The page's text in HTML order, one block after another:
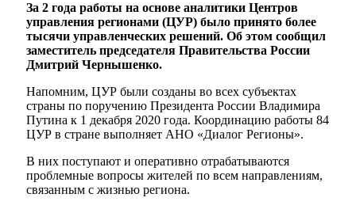
За 2 года работы на основе аналитики Центров
управления регионами (ЦУР) было принято более
тысячи управленческих решений. Об этом сообщил
заместитель председателя Правительства России
Дмитрий Чернышенко.
Напомним, ЦУР были созданы во всех субъектах
страны по поручению Президента России Владимира
Путина к 1 декабря 2020 года. Координацию работы 84
ЦУР в стране выполняет АНО «Диалог Регионы».
В них поступают и оперативно отрабатываются
проблемные вопросы жителей по всем направлениям,
связанным с жизнью региона.